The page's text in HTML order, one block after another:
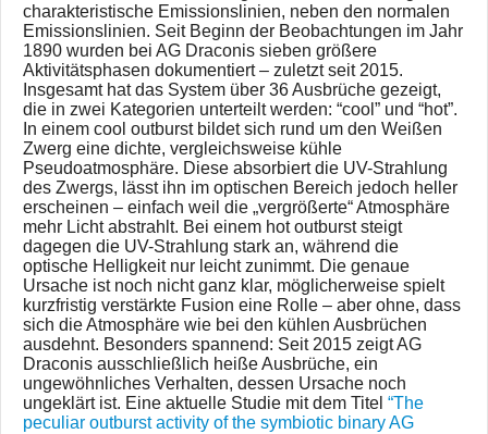
charakteristische Emissionslinien, neben den normalen
Emissionslinien. Seit Beginn der Beobachtungen im Jahr
1890 wurden bei AG Draconis sieben größere
Aktivitätsphasen dokumentiert – zuletzt seit 2015.
Insgesamt hat das System über 36 Ausbrüche gezeigt,
die in zwei Kategorien unterteilt werden: “cool” und “hot”.
In einem cool outburst bildet sich rund um den Weißen
Zwerg eine dichte, vergleichsweise kühle
Pseudoatmosphäre. Diese absorbiert die UV-Strahlung
des Zwergs, lässt ihn im optischen Bereich jedoch heller
erscheinen – einfach weil die „vergrößerte“ Atmosphäre
mehr Licht abstrahlt. Bei einem hot outburst steigt
dagegen die UV-Strahlung stark an, während die
optische Helligkeit nur leicht zunimmt. Die genaue
Ursache ist noch nicht ganz klar, möglicherweise spielt
kurzfristig verstärkte Fusion eine Rolle – aber ohne, dass
sich die Atmosphäre wie bei den kühlen Ausbrüchen
ausdehnt. Besonders spannend: Seit 2015 zeigt AG
Draconis ausschließlich heiße Ausbrüche, ein
ungewöhnliches Verhalten, dessen Ursache noch
ungeklärt ist. Eine aktuelle Studie mit dem Titel “The
peculiar outburst activity of the symbiotic binary AG